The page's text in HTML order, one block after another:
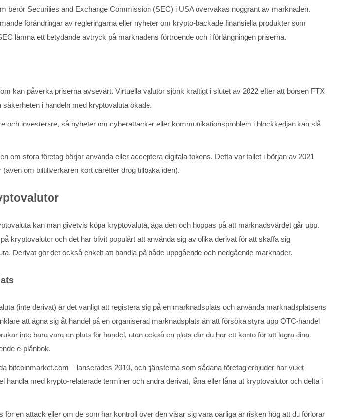
berör Securities and Exchange Commission (SEC) i USA övervakas noggrant av marknaden.
förändringar av regleringarna eller nyheter om krypto-backade finansiella produkter som
lämna ett betydande avtryck på marknadens förtroende och i förlängningen priserna.
kan påverka priserna avsevärt. Virtuella valutor sjönk kraftigt i slutet av 2022 efter att börsen FTX
i handeln med kryptovaluta ökade.
och investerare, så nyheter om cyberattacker eller kommunikationsproblem i blockkedjan kan slå
om stora företag börjar använda eller acceptera digitala tokens. Detta var fallet i början av 2021
om biltillverkaren kort därefter drog tillbaka idén).
kan man givetvis köpa kryptovaluta, äga den och hoppas på att marknadsvärdet går upp.
kryptovalutor och det har blivit populärt att använda sig av olika derivat för att skaffa sig
Derivat gör det också enkelt att handla på både uppgående och nedgående marknader.
(inte derivat) är det vanligt att registera sig på en marknadsplats och använda marknadsplatsens
att ägna sig åt handel på en organiserad marknadsplats än att försöka styra upp OTC-handel
inte bara vara en plats för handel, utan också en plats där du har ett konto för att lagra dina
e-plånbok.
bitcoinmarket.com – lanserades 2010, och tjänsterna som sådana företag erbjuder har vuxit
handla med krypto-relaterade terminer och andra derivat, låna eller låna ut kryptovalutor och delta i
en attack eller om de som har kontroll över den visar sig vara oärliga är risken hög att du förlorar